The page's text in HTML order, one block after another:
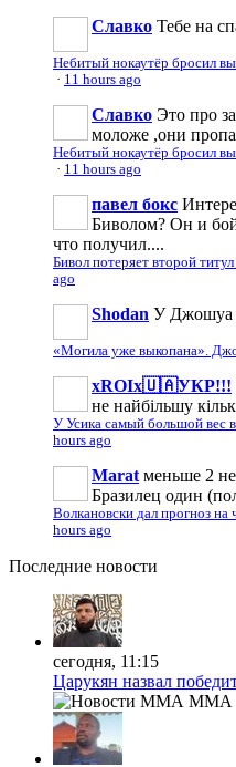
Славко Тебе на
Небитый нокаутёр бросил
· 11 hours ago
Славко Это про
моложе ,они
Небитый нокаутёр бросил
· 11 hours ago
павел бокс
Биволом? Он и
что получил....
Бивол потеряет второй
ago
Shodan У Джошуа
«Могила уже выкопана».
xROIx🇺🇦УКР!!!
не найбільшу
У Усика самый большой вес
hours ago
Marat меньше 2
Бразилец один
Волкановски дал прогноз
hours ago
Последние новости
сегодня, 11:15
Царукян назвал
MMA